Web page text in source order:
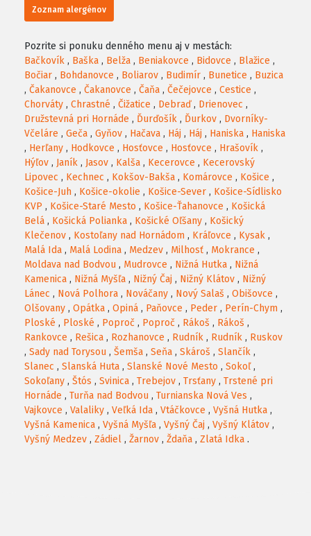
Zoznam alergénov
Pozrite si ponuku denného menu aj v mestách:
Bačkovík , Baška , Belža , Beniakovce , Bidovce , Blažice ,
Bočiar , Bohdanovce , Boliarov , Budimír , Bunetice , Buzica
, Čakanovce , Čakanovce , Čaňa , Čečejovce , Cestice ,
Chorváty , Chrastné , Čižatice , Debraď, Drienovec ,
Družstevná pri Hornáde , Ďurďošík , Ďurkov , Dvorníky-
Včeláre , Geča , Gyňov , Hačava , Háj , Háj , Haniska , Haniska
, Herľany , Hodkovce , Hosťovce , Hosťovce , Hrašovík ,
Hýľov , Janík , Jasov , Kalša , Kecerovce , Kecerovský
Lipovec , Kechnec , Kokšov-Bakša , Komárovce , Košice ,
Košice-Juh , Košice-okolie , Košice-Sever , Košice-Sídlisko
KVP , Košice-Staré Mesto , Košice-Ťahanovce , Košická
Belá , Košická Polianka , Košické Oľšany , Košický
Klečenov , Kostoľany nad Hornádom , Kráľovce , Kysak ,
Malá Ida , Malá Lodina , Medzev , Milhosť , Mokrance ,
Moldava nad Bodvou , Mudrovce , Nižná Hutka , Nižná
Kamenica , Nižná Myšľa , Nižný Čaj , Nižný Klátov , Nižný
Lánec , Nová Polhora , Nováčany , Nový Salaš , Obišovce ,
Olšovany , Opátka , Opiná , Paňovce , Peder , Perín-Chym ,
Ploské , Ploské , Poproč , Poproč , Rákoš , Rákoš ,
Rankovce , Rešica , Rozhanovce , Rudník , Rudník , Ruskov
, Sady nad Torysou , Šemša , Seňa , Skároš , Slančík ,
Slanec , Slanská Huta , Slanské Nové Mesto , Sokoľ,
Sokoľany , Štós , Svinica , Trebejov , Trsťany , Trstené pri
Hornáde , Turňa nad Bodvou , Turnianska Nová Ves ,
Vajkovce , Valaliky , Veľká Ida , Vtáčkovce , Vyšná Hutka ,
Vyšná Kamenica , Vyšná Myšľa , Vyšný Čaj , Vyšný Klátov ,
Vyšný Medzev , Zádiel , Žarnov , Ždaňa , Zlatá Idka .